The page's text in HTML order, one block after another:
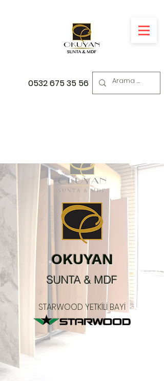
0532 675 35 56
OKUYAN
SUNTA & MDF
STARWOOD YETKİLİ BAYİ